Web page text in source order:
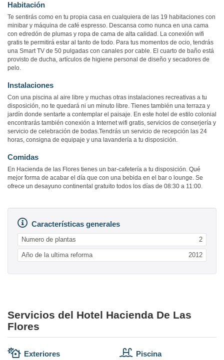
Habitación
Te sentirás como en tu propia casa en cualquiera de las 19 habitaciones con
minibar y máquina de café espresso. Descansa como nunca en una cama
con edredón de plumas y ropa de cama de alta calidad. La conexión wifi
gratis te permitirá estar al tanto de todo. Para tus momentos de ocio, tendrás
una Smart TV de 50 pulgadas con canales por cable. El cuarto de baño está
provisto de ducha, artículos de higiene personal de diseño y secadores de
pelo.
Instalaciones
Con una piscina al aire libre y muchas otras instalaciones recreativas a tu
disposición, no te quedará ni un minuto libre. Tienes también una terraza y
jardín donde sentarte a contemplar el paisaje. En este hotel de estilo colonial
encontrarás también conexión a Internet wifi gratis, servicios de conserjería y
servicio de celebración de bodas.Tendrás un servicio de recepción las 24
horas, consigna de equipaje y una lavandería a tu disposición.
Comidas
En Hacienda de las Flores tienes un bar-cafetería a tu disposición. Qué
mejor forma de acabar el día que con una bebida en el bar o lounge. Se
ofrece un desayuno continental gratuito todos los días de 08:30 a 11:00.
Características generales
Numero de plantas 2
Año de la ultima reforma 2012
Servicios del Hotel Hacienda De Las
Flores
Exteriores Piscina